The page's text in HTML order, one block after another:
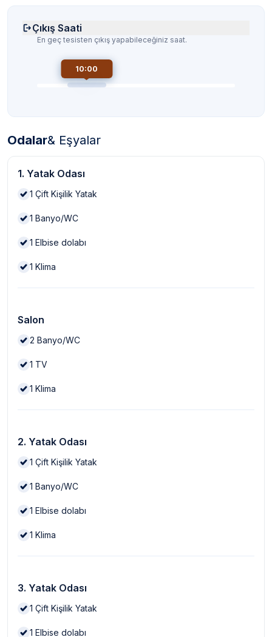
Çıkış Saati
En geç tesisten çıkış yapabileceğiniz saat.
10:00
Odalar& Eşyalar
1. Yatak Odası
1 Çift Kişilik Yatak
1 Banyo/WC
1 Elbise dolabı
1 Klima
Salon
2 Banyo/WC
1 TV
1 Klima
2. Yatak Odası
1 Çift Kişilik Yatak
1 Banyo/WC
1 Elbise dolabı
1 Klima
3. Yatak Odası
1 Çift Kişilik Yatak
1 Elbise dolabı